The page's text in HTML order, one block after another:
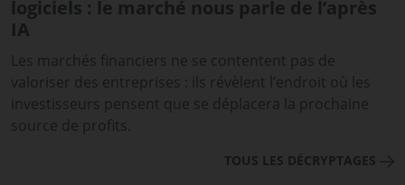
logiciels : le marché nous parle de l’après
IA
Les marchés financiers ne se contentent pas de
valoriser des entreprises : ils révèlent l’endroit où les
investisseurs pensent que se déplacera la prochaine
source de profits.
TOUS LES DÉCRYPTAGES